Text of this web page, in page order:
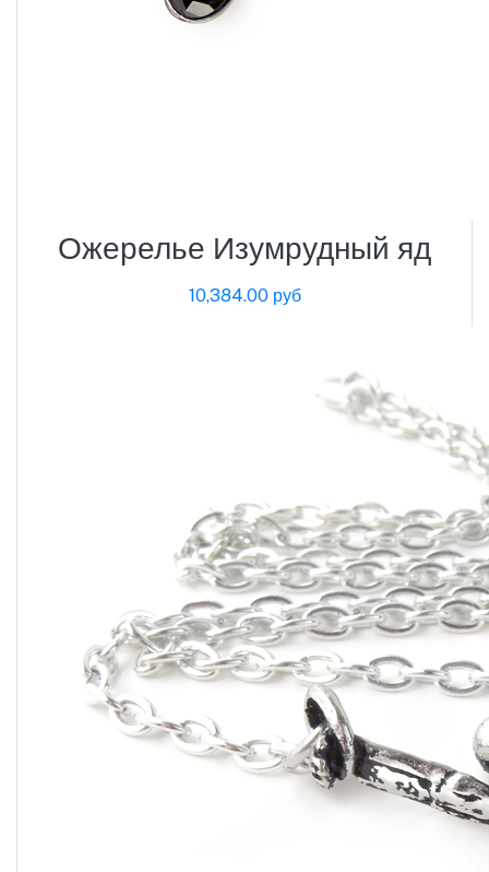
Ожерелье Изумрудный яд
10,384.00 руб